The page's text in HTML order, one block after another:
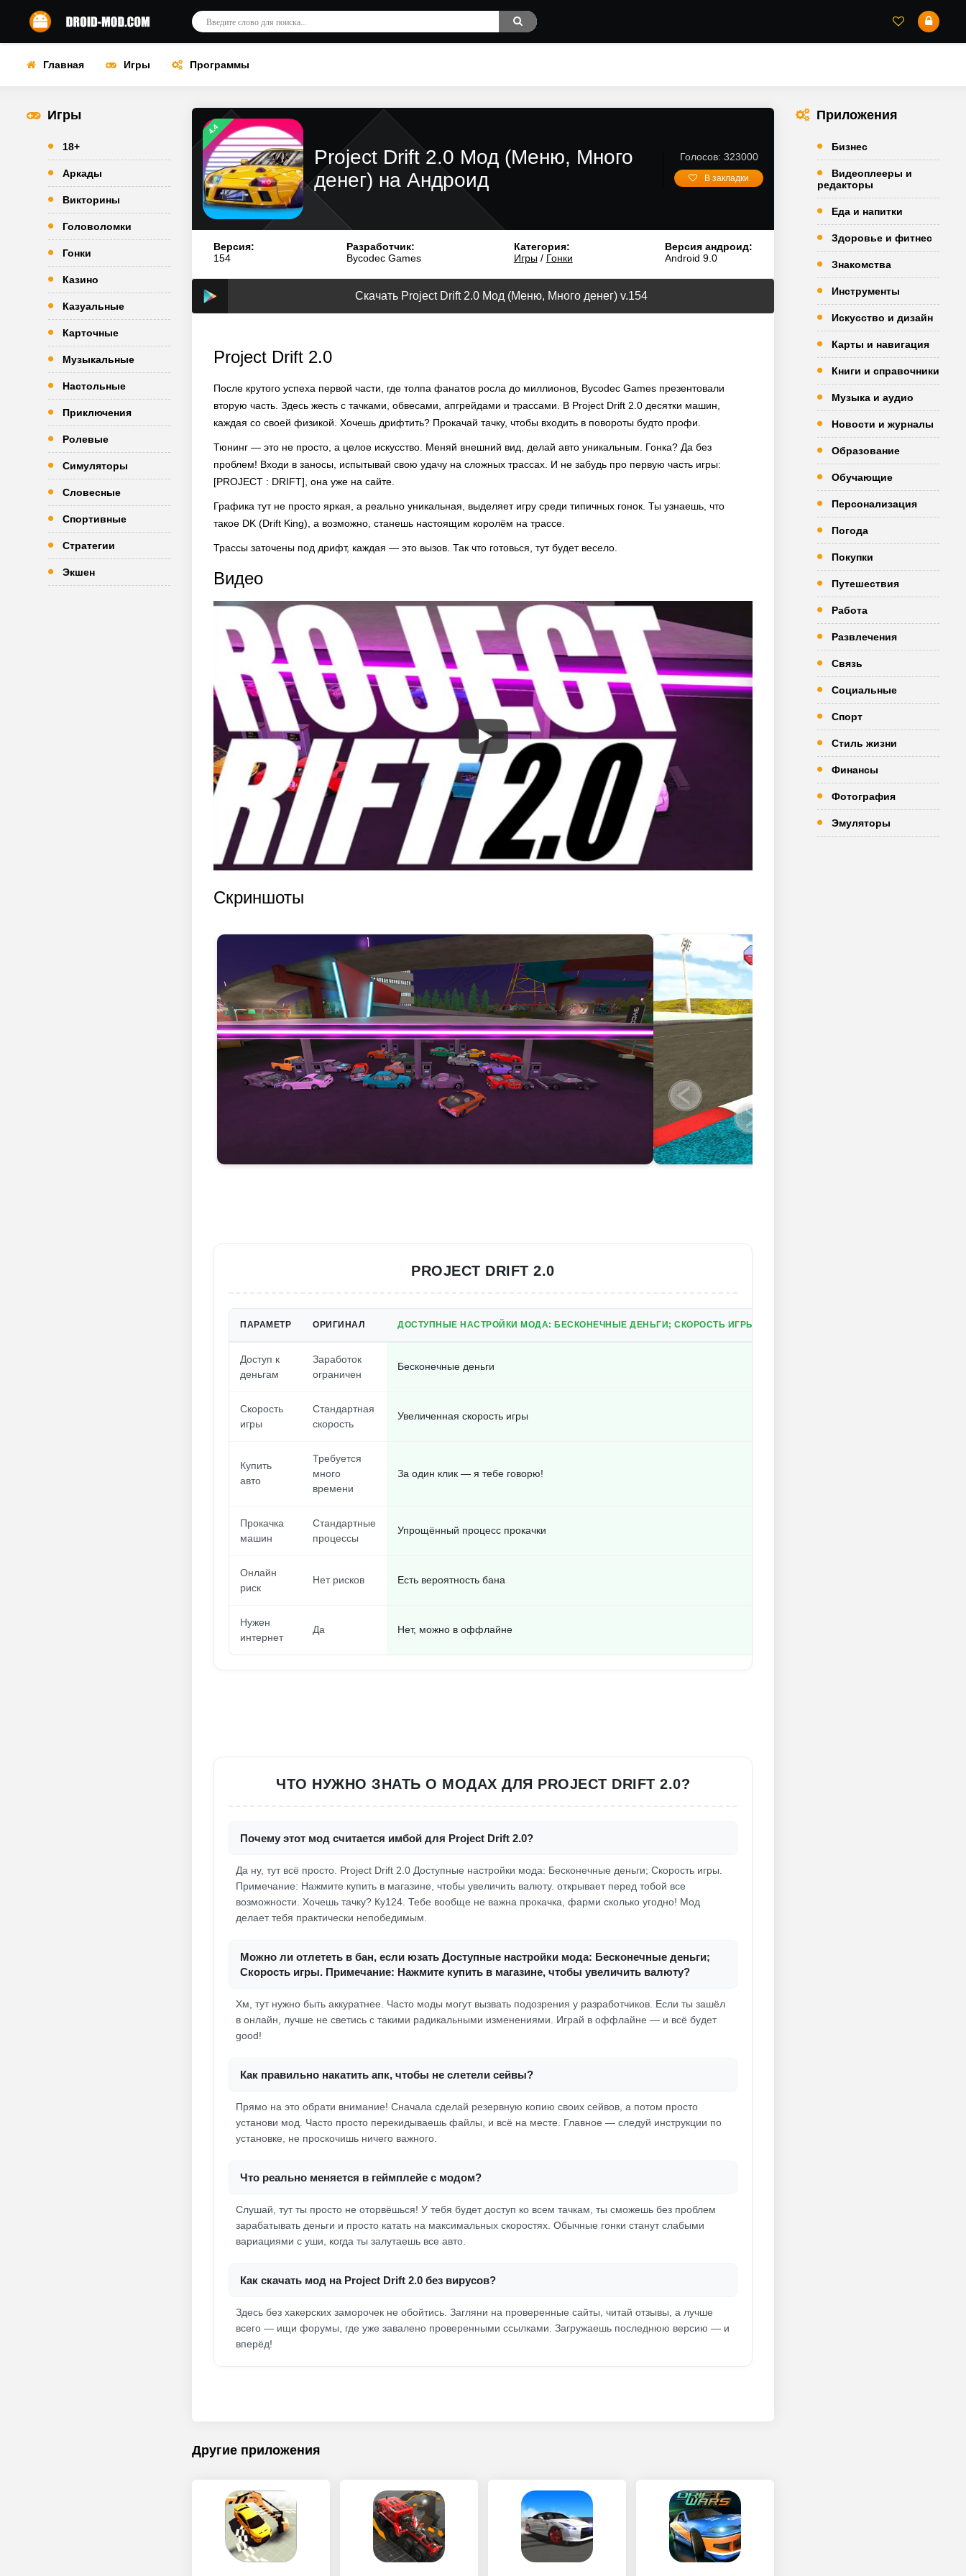
Главная Игры Программы
Игры
18+
Аркады
Викторины
Головоломки
Гонки
Казино
Казуальные
Карточные
Музыкальные
Настольные
Приключения
Ролевые
Симуляторы
Словесные
Спортивные
Стратегии
Экшен
4.4
Project Drift 2.0 Мод (Меню, Много
денег) на Андроид
Голосов: 323000
В закладки
Версия:
154
Разработчик:
Bycodec Games
Категория:
Игры/ Гонки
Версия андроид:
Android 9.0
Скачать Project Drift 2.0 Мод (Меню, Много денег) v.154
Project Drift 2.0
После крутого успеха первой части, где толпа фанатов росла до миллионов, Bycodec Games презентовали
вторую часть. Здесь жесть с тачками, обвесами, апгрейдами и трассами. В Project Drift 2.0 десятки машин,
каждая со своей физикой. Хочешь дрифтить? Прокачай тачку, чтобы входить в повороты будто профи.
Тюнинг — это не просто, а целое искусство. Меняй внешний вид, делай авто уникальным. Гонка? Да без
проблем! Входи в заносы, испытывай свою удачу на сложных трассах. И не забудь про первую часть игры:
[PROJECT : DRIFT], она уже на сайте.
Графика тут не просто яркая, а реально уникальная, выделяет игру среди типичных гонок. Ты узнаешь, что
такое DK (Drift King), а возможно, станешь настоящим королём на трассе.
Трассы заточены под дрифт, каждая — это вызов. Так что готовься, тут будет весело.
Видео
Скриншоты
PROJECT DRIFT 2.0
ПАРАМЕТР ОРИГИНАЛ ДОСТУПНЫЕ НАСТРОЙКИ МОДА: БЕСКОНЕЧНЫЕ ДЕНЬГИ; СКОРОСТЬ ИГРЫ. ПРИМЕЧАНИЕ: НАЖМИТЕ КУПИТЬ В
Доступ к
деньгам
Заработок
ограничен
Бесконечные деньги
Скорость
игры
Стандартная
скорость
Увеличенная скорость игры
Купить
авто
Требуется
много
времени
За один клик — я тебе говорю!
Прокачка
машин
Стандартные
процессы
Упрощённый процесс прокачки
Онлайн
риск
Нет рисков Есть вероятность бана
Нужен
интернет
Да Нет, можно в оффлайне
ЧТО НУЖНО ЗНАТЬ О МОДАХ ДЛЯ PROJECT DRIFT 2.0?
Почему этот мод считается имбой для Project Drift 2.0?
Да ну, тут всё просто. Project Drift 2.0 Доступные настройки мода: Бесконечные деньги; Скорость игры.
Примечание: Нажмите купить в магазине, чтобы увеличить валюту. открывает перед тобой все
возможности. Хочешь тачку? Ку124. Тебе вообще не важна прокачка, фарми сколько угодно! Мод
делает тебя практически непобедимым.
Можно ли отлететь в бан, если юзать Доступные настройки мода: Бесконечные деньги;
Скорость игры. Примечание: Нажмите купить в магазине, чтобы увеличить валюту?
Хм, тут нужно быть аккуратнее. Часто моды могут вызвать подозрения у разработчиков. Если ты зашёл
в онлайн, лучше не светись с такими радикальными изменениями. Играй в оффлайне — и всё будет
good!
Как правильно накатить апк, чтобы не слетели сейвы?
Прямо на это обрати внимание! Сначала сделай резервную копию своих сейвов, а потом просто
установи мод. Часто просто перекидываешь файлы, и всё на месте. Главное — следуй инструкции по
установке, не проскочишь ничего важного.
Что реально меняется в геймплейе с модом?
Слушай, тут ты просто не оторвёшься! У тебя будет доступ ко всем тачкам, ты сможешь без проблем
зарабатывать деньги и просто катать на максимальных скоростях. Обычные гонки станут слабыми
вариациями с уши, когда ты залутаешь все авто.
Как скачать мод на Project Drift 2.0 без вирусов?
Здесь без хакерских заморочек не обойтись. Загляни на проверенные сайты, читай отзывы, а лучше
всего — ищи форумы, где уже завалено проверенными ссылками. Загружаешь последнюю версию — и
вперёд!
Другие приложения
Приложения
Бизнес
Видеоплееры и
редакторы
Еда и напитки
Здоровье и фитнес
Знакомства
Инструменты
Искусство и дизайн
Карты и навигация
Книги и справочники
Музыка и аудио
Новости и журналы
Образование
Обучающие
Персонализация
Погода
Покупки
Путешествия
Работа
Развлечения
Связь
Социальные
Спорт
Стиль жизни
Финансы
Фотография
Эмуляторы